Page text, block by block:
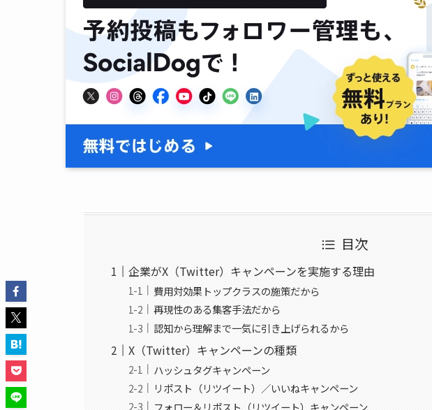
目次
企業がX（Twitter）キャンペーンを実施する理由
費用対効果トップクラスの施策だから
再現性のある集客手法だから
認知から理解まで一気に引き上げられるから
X（Twitter）キャンペーンの種類
ハッシュタグキャンペーン
リポスト（リツイート）／いいねキャンペーン
フォロー＆リポスト（リツイート）キャンペーン